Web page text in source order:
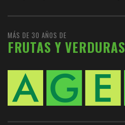
MÁS DE 30 AÑOS DE
FRUTAS Y VERDURAS